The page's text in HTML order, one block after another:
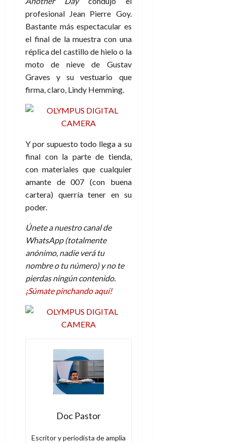
profesional Jean Pierre Goy.
Bastante más espectacular es
el final de la muestra con una
réplica del castillo de hielo o la
moto de nieve de Gustav
Graves y su vestuario que
firma, claro, Lindy Hemming.
Y por supuesto todo llega a su
final con la parte de tienda,
con materiales que cualquier
amante de 007 (con buena
cartera) querría tener en su
poder.
Únete a nuestro canal de
WhatsApp (totalmente
anónimo, nadie verá tu
nombre o tu número) y no te
pierdas ningún contenido.
¡Súmate pinchando aquí!
Doc Pastor
Escritor y periodista de amplia